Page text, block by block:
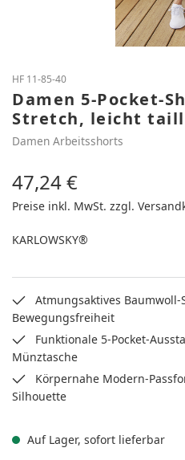
HF 11-85-40
Damen 5-Pocket-
Stretch, leicht
Damen Arbeitsshorts
Regulärer Preis:
47,24 €
Preise inkl. MwSt. zzgl.
KARLOWSKY®
Atmungsaktives
Bewegungsfreiheit
Funktionale 5-Pocket-
Münztasche
Körpernahe Modern-
Silhouette
Auf Lager, sofort lieferbar